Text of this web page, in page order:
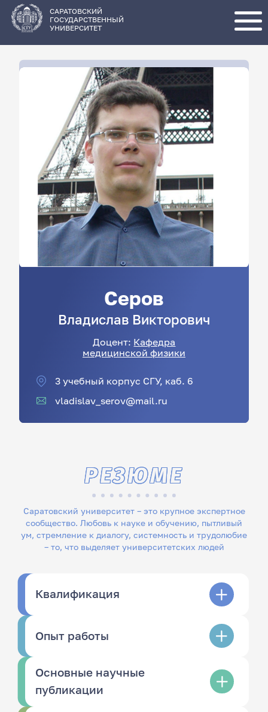
основному
содержанию
САРАТОВСКИЙ
ГОСУДАРСТВЕННЫЙ
УНИВЕРСИТЕТ
Серов
Владислав Викторович
Доцент: Кафедра
медицинской физики
3 учебный корпус СГУ, каб. 6
vladislav_serov@mail.ru
Саратовский университет – это крупное экспертное
сообщество. Любовь к науке и обучению, пытливый
ум, стремление к диалогу, системность и трудолюбие
– то, что выделяет университетских людей
РЕЗЮМЕ
Квалификация
Опыт работы
Основные научные
публикации